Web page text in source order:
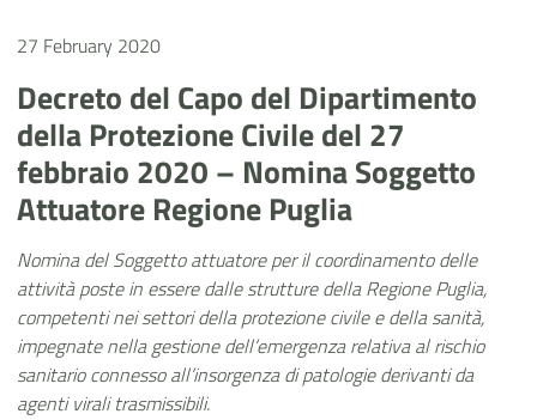
27 February 2020
Decreto del Capo del Dipartimento
della Protezione Civile del 27
febbraio 2020 – Nomina Soggetto
Attuatore Regione Puglia
Nomina del Soggetto attuatore per il coordinamento delle
attività poste in essere dalle strutture della Regione Puglia,
competenti nei settori della protezione civile e della sanità,
impegnate nella gestione dell’emergenza relativa al rischio
sanitario connesso all’insorgenza di patologie derivanti da
agenti virali trasmissibili.